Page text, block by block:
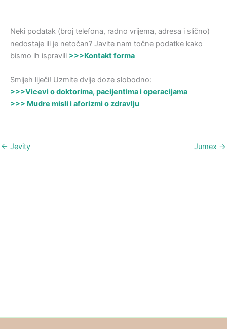
Neki podatak (broj telefona, radno vrijema, adresa i slično)
nedostaje ili je netočan? Javite nam točne podatke kako
bismo ih ispravili >>>Kontakt forma
Smijeh liječi! Uzmite dvije doze slobodno:
>>>Vicevi o doktorima, pacijentima i operacijama
>>> Mudre misli i aforizmi o zdravlju
← Jevity Jumex →